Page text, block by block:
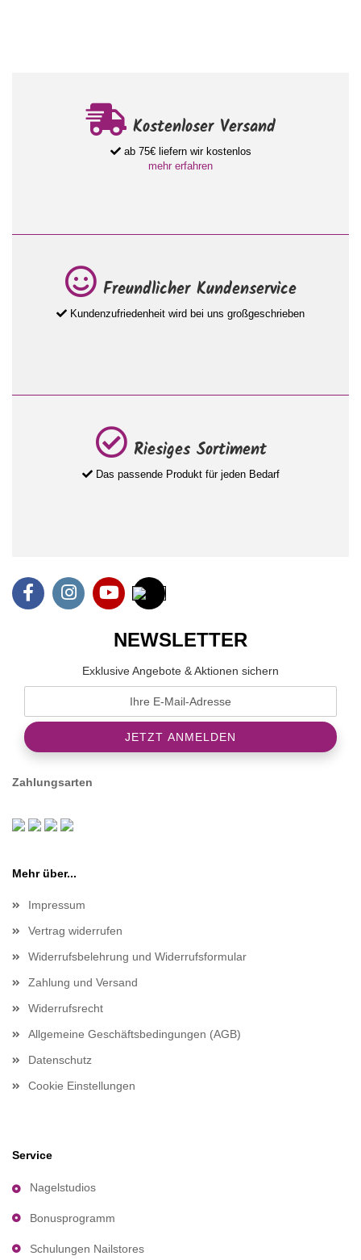
Kostenloser Versand
ab 75€ liefern wir kostenlos
mehr erfahren
Freundlicher Kundenservice
Kundenzufriedenheit wird bei uns großgeschrieben
Riesiges Sortiment
Das passende Produkt für jeden Bedarf
NEWSLETTER
Exklusive Angebote & Aktionen sichern
Zahlungsarten
Mehr über...
Impressum
Vertrag widerrufen
Widerrufsbelehrung und Widerrufsformular
Zahlung und Versand
Widerrufsrecht
Allgemeine Geschäftsbedingungen (AGB)
Datenschutz
Cookie Einstellungen
Service
Nagelstudios
Bonusprogramm
Schulungen Nailstores